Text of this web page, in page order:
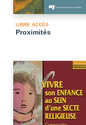
LIBRE ACCÈS
Proximités